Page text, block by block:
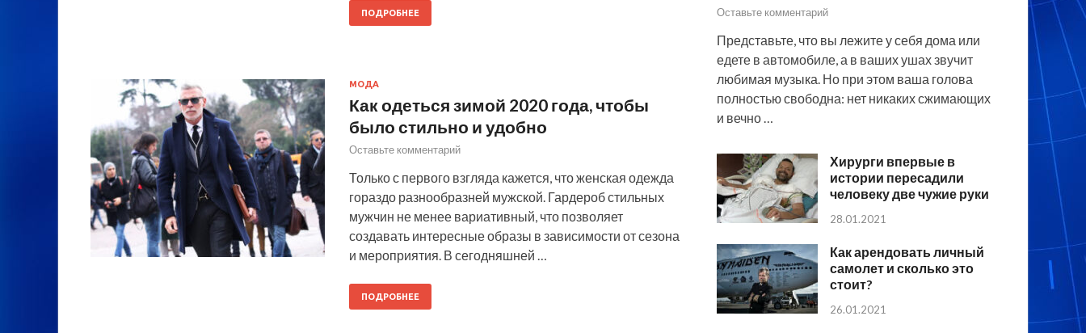
ПОДРОБНЕЕ
МОДА
Как одеться зимой 2020 года, чтобы
было стильно и удобно
Оставьте комментарий
Только с первого взгляда кажется, что женская одежда
гораздо разнообразней мужской. Гардероб стильных
мужчин не менее вариативный, что позволяет
создавать интересные образы в зависимости от сезона
и мероприятия. В сегодняшней …
ПОДРОБНЕЕ
Оставьте комментарий
Представьте, что вы лежите у себя дома или
едете в автомобиле, а в ваших ушах звучит
любимая музыка. Но при этом ваша голова
полностью свободна: нет никаких сжимающих
и вечно …
Хирурги впервые в
истории пересадили
человеку две чужие руки
28.01.2021
Как арендовать личный
самолет и сколько это
стоит?
26.01.2021